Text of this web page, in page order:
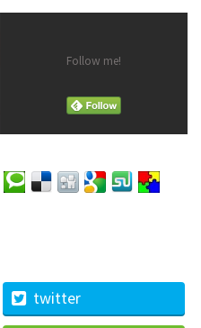
Follow me!
twitter